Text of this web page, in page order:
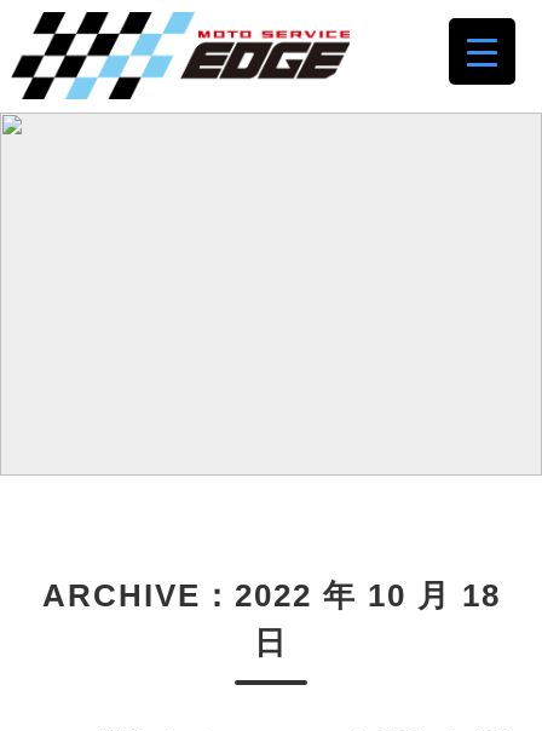
ARCHIVE：2022 年 10 月 18
日